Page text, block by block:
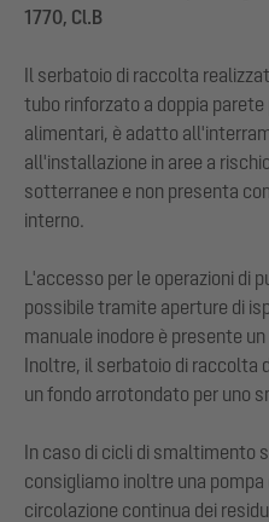
1770, Cl.B
Il serbatoio di raccolta
tubo rinforzato a doppia
alimentari, è adatto
all'installazione in aree a
sotterranee e non presenta
interno.
L'accesso per le operazioni di
possibile tramite aperture di
manuale inodore è presente
Inoltre, il serbatoio di raccolta
un fondo arrotondato per uno
In caso di cicli di smaltimento
consigliamo inoltre una pompa
circolazione continua dei